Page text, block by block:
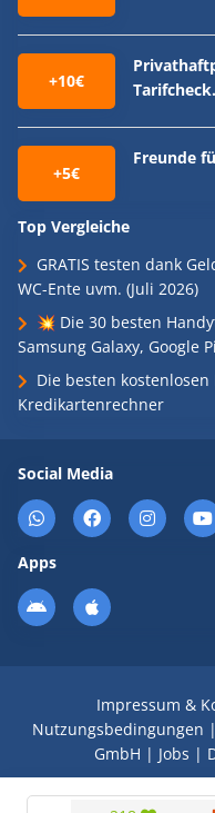
+10€
+5€
Freunde
Top Vergleiche
GRATIS testen dank
WC-Ente uvm. (Juli 2026)
💥 Die 30 besten
Samsung Galaxy, Google
Die besten
Kredikartenrechner
Social Media
Apps
Impressum &
Nutzungsbedingungen |
GmbH | Jobs |
© 2008 - 2026